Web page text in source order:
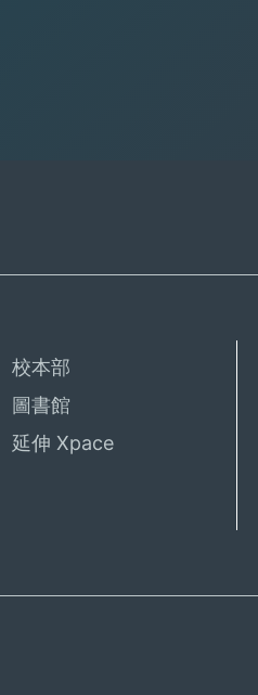
校本部
圖書館
延伸 Xpace